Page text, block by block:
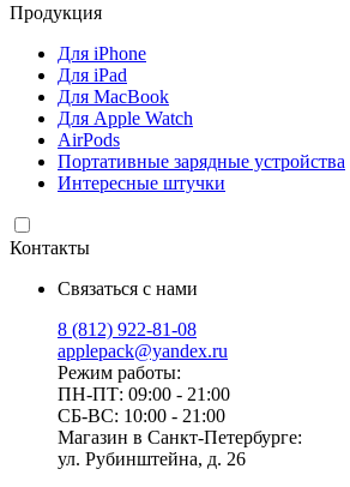
Продукция
Для iPhone
Для iPad
Для MacBook
Для Apple Watch
AirPods
Портативные зарядные устройства
Интересные штучки
Контакты
Связаться с нами
8 (812) 922-81-08
applepack@yandex.ru
Режим работы:
ПН-ПТ: 09:00 - 21:00
СБ-ВС: 10:00 - 21:00
Магазин в Санкт-Петербурге:
ул. Рубинштейна, д. 26